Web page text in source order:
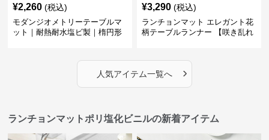
¥2,260 (税込)
モダンジオメトリーテーブルマ
ット｜耐熱耐水塩ビ製｜楕円形
¥3,290 (税込)
ランチョンマット エレガント花
柄テーブルランナー 【咲き乱れ
人気アイテム一覧へ ›
ランチョンマットポリ塩化ビニルの新着アイテム